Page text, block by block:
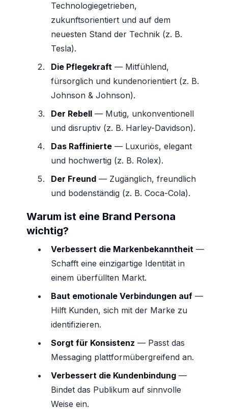
Technologiegetrieben,
zukunftsorientiert und auf dem
neuesten Stand der Technik (z. B.
Tesla).
Die Pflegekraft — Mitfühlend,
fürsorglich und kundenorientiert (z. B.
Johnson & Johnson).
Der Rebell — Mutig, unkonventionell
und disruptiv (z. B. Harley-Davidson).
Das Raffinierte — Luxuriös, elegant
und hochwertig (z. B. Rolex).
Der Freund — Zugänglich, freundlich
und bodenständig (z. B. Coca-Cola).
Warum ist eine Brand Persona
wichtig?
Verbessert die Markenbekanntheit —
Schafft eine einzigartige Identität in
einem überfüllten Markt.
Baut emotionale Verbindungen auf —
Hilft Kunden, sich mit der Marke zu
identifizieren.
Sorgt für Konsistenz — Passt das
Messaging plattformübergreifend an.
Verbessert die Kundenbindung —
Bindet das Publikum auf sinnvolle
Weise ein.